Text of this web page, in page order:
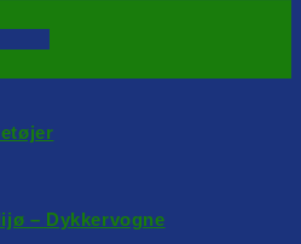
– Dykkervogne